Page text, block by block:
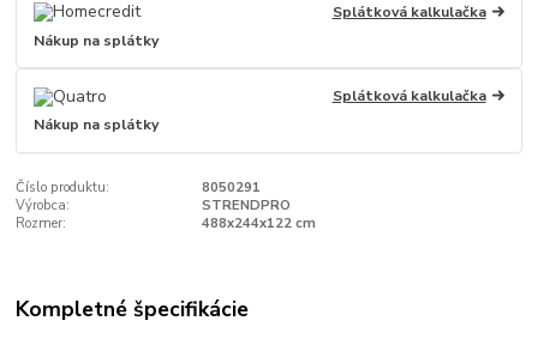
Splátková kalkulačka
Nákup na splátky
Splátková kalkulačka
Nákup na splátky
Číslo produktu:
8050291
Výrobca:
STRENDPRO
Rozmer:
488x244x122 cm
Kompletné špecifikácie